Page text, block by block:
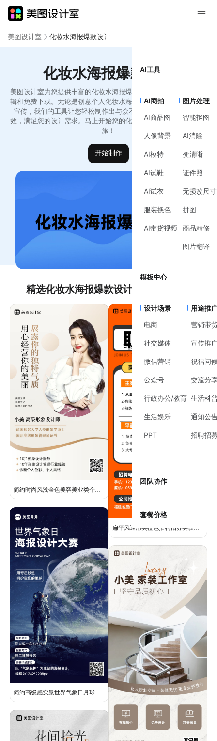
AI工具
AI商拍
AI商品图
人像背景
AI模特
AI试鞋
AI试衣
服装换色
AI带货视频
图片处理
智能抠图
AI消除
变清晰
证件照
无损改尺寸
拼图
商品精修
图片翻译
模板中心
设计场景
电商
社交媒体
微信营销
公众号
行政办公/教育
生活娱乐
PPT
用途推
营销带
宣传推
祝福问
交流分
生活科
通知公
招聘招
团队协作
套餐价格
美图设计室 化妆水海报爆款设计
化妆水海报爆款设计
美图设计室为您提供丰富的化妆水海报爆款设计模板，支持在线编
辑和免费下载。无论是创意个人化妆水海报爆款设计模版还是品牌
宣传，我们的工具让您轻松制作出与众不同的设计作品，简洁高
效，满足您的设计需求。马上开始您的化妆水海报爆款设计创作之
旅！
开始制作
精选化妆水海报爆款设计设计模板推荐
简约高级感实景世界气象日月球宇航员海报设计比赛征稿手机海报